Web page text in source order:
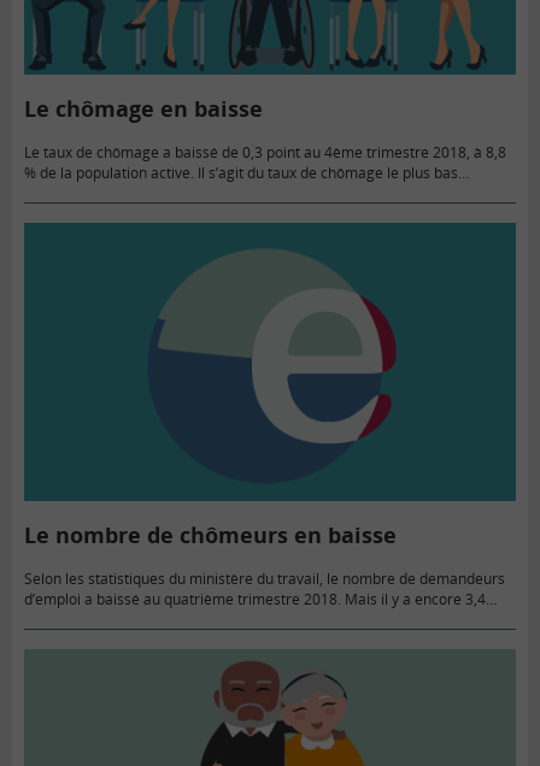
Le chômage en baisse
Le taux de chômage a baissé de 0,3 point au 4ème trimestre 2018, à 8,8
% de la population active. Il s’agit du taux de chômage le plus bas
Le nombre de chômeurs en baisse
Selon les statistiques du ministère du travail, le nombre de demandeurs
d’emploi a baissé au quatrième trimestre 2018. Mais il y a encore 3,4